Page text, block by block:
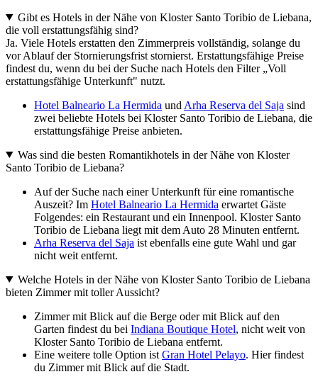
Gibt es Hotels in der Nähe von Kloster Santo Toribio de Liebana,
die voll erstattungsfähig sind?
Ja. Viele Hotels erstatten den Zimmerpreis vollständig, solange du
vor Ablauf der Stornierungsfrist stornierst. Erstattungsfähige Preise
findest du, wenn du bei der Suche nach Hotels den Filter „Voll
erstattungsfähige Unterkunft" nutzt.
Hotel Balneario La Hermida und Arha Reserva del Saja sind
zwei beliebte Hotels bei Kloster Santo Toribio de Liebana, die
erstattungsfähige Preise anbieten.
Was sind die besten Romantikhotels in der Nähe von Kloster
Santo Toribio de Liebana?
Auf der Suche nach einer Unterkunft für eine romantische
Auszeit? Im Hotel Balneario La Hermida erwartet Gäste
Folgendes: ein Restaurant und ein Innenpool. Kloster Santo
Toribio de Liebana liegt mit dem Auto 28 Minuten entfernt.
Arha Reserva del Saja ist ebenfalls eine gute Wahl und gar
nicht weit entfernt.
Welche Hotels in der Nähe von Kloster Santo Toribio de Liebana
bieten Zimmer mit toller Aussicht?
Zimmer mit Blick auf die Berge oder mit Blick auf den
Garten findest du bei Indiana Boutique Hotel, nicht weit von
Kloster Santo Toribio de Liebana entfernt.
Eine weitere tolle Option ist Gran Hotel Pelayo. Hier findest
du Zimmer mit Blick auf die Stadt.